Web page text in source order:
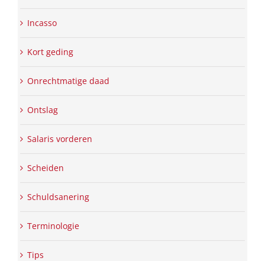
Incasso
Kort geding
Onrechtmatige daad
Ontslag
Salaris vorderen
Scheiden
Schuldsanering
Terminologie
Tips